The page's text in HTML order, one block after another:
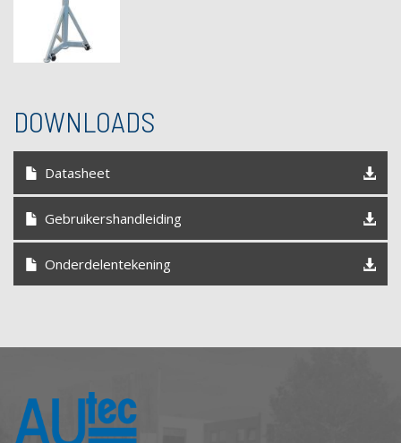
DOWNLOADS
Datasheet
Gebruikershandleiding
Onderdelentekening